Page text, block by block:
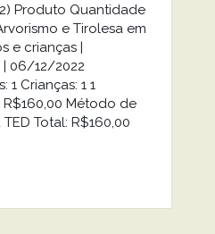
Produto Quantidade
e Tirolesa em
e crianças |
| 06/12/2022
1 Crianças: 1 1
Método de
Total: R$160,00